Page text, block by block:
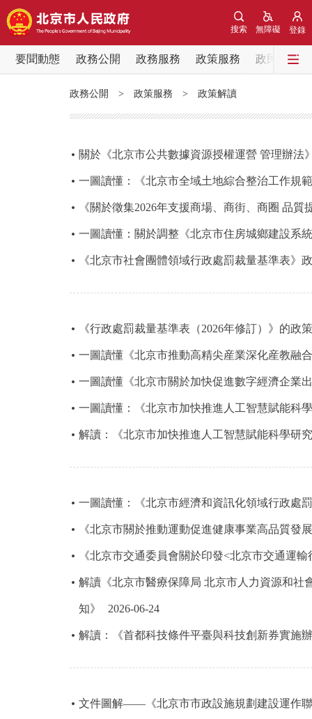
登錄
無障礙
搜索
要聞動態 政務公開 政務服務 政策服務
政民互動
黨中央精神
北京要聞
政務公開
市領導
決策公開
政務服務
仲介服務
政民互動
參與調查
政務公開 > 政策服務 > 政策解讀
關於《北京市公共數據資源授權運營 管理辦法
一圖讀懂：《北京市全域土地綜合整治工作規
《關於徵集2026年支援商場、商街、商圈 品
一圖讀懂：關於調整《北京市住房城鄉建設系
《北京市社會團體領域行政處罰裁量基準表》
《行政處罰裁量基準表（2026年修訂）》的政
一圖讀懂《北京市推動高精尖産業深化産教融
一圖讀懂《北京市關於加快促進數字經濟企業
一圖讀懂：《北京市加快推進人工智慧賦能科
解讀：《北京市加快推進人工智慧賦能科學研
一圖讀懂：《北京市經濟和資訊化領域行政處
《北京市關於推動運動促進健康事業高品質發
《北京市交通委員會關於印發<北京市交通運
解讀《北京市醫療保障局 北京市人力資源和社
知》 2026-06-24
解讀：《首都科技條件平臺與科技創新券實施
文件圖解——《北京市市政設施規劃建設運作聯